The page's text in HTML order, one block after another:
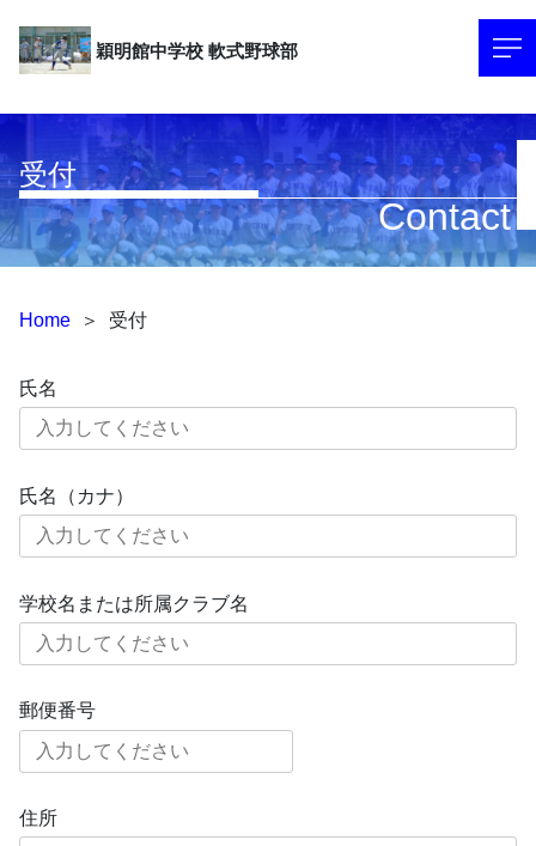
穎明館中学校 軟式野球部
受付
Contact
Home ＞ 受付
氏名
氏名（カナ）
学校名または所属クラブ名
郵便番号
住所